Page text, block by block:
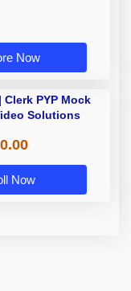
Now
Clerk PYP Mock
Solutions
Now